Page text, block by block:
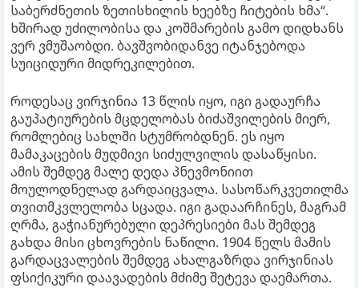
საბერძნეთის ზეთისხილის ხეებზე ჩიტების ხმა“.
ხშირად უძილობისა და კოშმარების გამო დიდხანს
ვერ ვმუშაობდი. ბავშვობიდანვე იტანჯებოდა
სუიციდური მიდრეკილებით.
როდესაც ვირჯინია 13 წლის იყო, იგი გადაურჩა
გაუპატიურების მცდელობას ბიძაშვილების მიერ,
რომლებიც სახლში სტუმრობდნენ. ეს იყო
მამაკაცების მუდმივი სიძულვილის დასაწყისი.
ამის შემდეგ მალე დედა პნევმონიით
მოულოდნელად გარდაიცვალა. სასოწარკვეთილმა
თვითმკვლელობა სცადა. იგი გადაარჩინეს, მაგრამ
ღრმა, გაჭიანურებული დეპრესიები მას შემდეგ
გახდა მისი ცხოვრების ნაწილი. 1904 წელს მამის
გარდაცვალების შემდეგ ახალგაზრდა ვირჯინიას
ფსიქიკური დაავადების მძიმე შეტევა დაემართა.